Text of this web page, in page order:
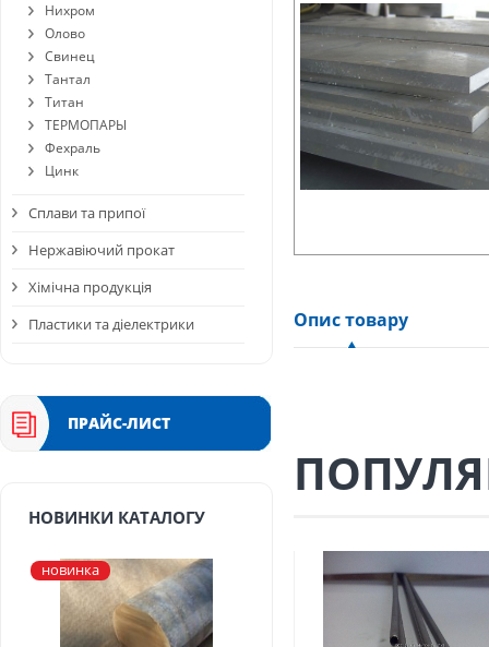
Опис товару
Нихром
Олово
Свинец
Тантал
Титан
ТЕРМОПАРЫ
Фехраль
Цинк
Сплави та припої
Нержавіючий прокат
Хімічна продукція
Пластики та діелектрики
ПРАЙС-ЛИСТ
НОВИНКИ КАТАЛОГУ
новинка